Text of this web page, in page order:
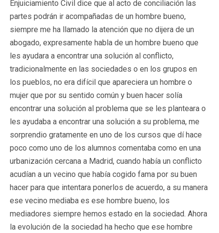
Enjuiciamiento Civil dice que al acto de conciliación las
partes podrán ir acompañadas de un hombre bueno,
siempre me ha llamado la atención que no dijera de un
abogado, expresamente habla de un hombre bueno que
les ayudara a encontrar una solución al conflicto,
tradicionalmente en las sociedades o en los grupos en
los pueblos, no era difícil que apareciera un hombre o
mujer que por su sentido común y buen hacer solía
encontrar una solución al problema que se les planteara o
les ayudaba a encontrar una solución a su problema, me
sorprendio gratamente en uno de los cursos que dí hace
poco como uno de los alumnos comentaba como en una
urbanización cercana a Madrid, cuando había un conflicto
acudían a un vecino que había cogido fama por su buen
hacer para que intentara ponerlos de acuerdo, a su manera
ese vecino mediaba es ese hombre bueno, los
mediadores siempre hemos estado en la sociedad. Ahora
la evolución de la sociedad ha hecho que ese hombre